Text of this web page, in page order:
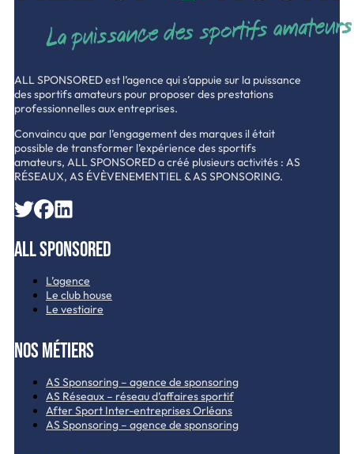
ALL SPONSORED est l’agence qui s’appuie sur la puissance
des sportifs amateurs pour proposer des prestations
professionnelles aux entreprises.
Convaincu que par l’engagement des marques il était
possible de transformer l’expérience des sportifs
amateurs, ALL SPONSORED a créé plusieurs activités : AS
RÉSEAUX, AS ÉVÈVENEMENTIEL & AS SPONSORING.
All Sponsored
L’agence
Le club house
Le vestiaire
Nos métiers
AS Sponsoring – agence de sponsoring
AS Réseaux – réseau d’affaires sportif
After Sport Inter-entreprises Orléans
AS Sponsoring – agence de sponsoring